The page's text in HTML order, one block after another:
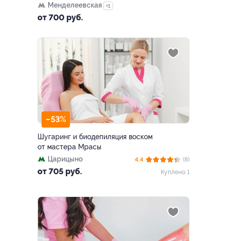
Менделеевская
+1
от 700 руб.
–53%
Шугаринг и биодепиляция воском
от мастера Мрасы
Царицыно
от 705 руб.
4.4
(8)
Куплено 1